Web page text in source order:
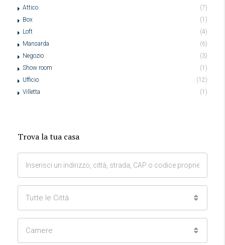
Attico
(7)
Box
(1)
Loft
(4)
Mansarda
(6)
Negozio
(3)
Show room
(1)
Ufficio
(12)
Villetta
(1)
Trova la tua casa
Tutte le Città
Camere